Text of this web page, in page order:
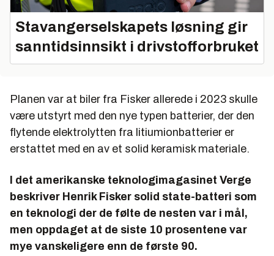
Stavangerselskapets løsning gir
sanntidsinnsikt i drivstofforbruket
Planen var at biler fra Fisker allerede i 2023 skulle
være utstyrt med den nye typen batterier, der den
flytende elektrolytten fra litiumionbatterier er
erstattet med en av et solid keramisk materiale.
I det amerikanske teknologimagasinet Verge
beskriver Henrik Fisker solid state-batteri som
en teknologi der de følte de nesten var i mål,
men oppdaget at de siste 10 prosentene var
mye vanskeligere enn de første 90.